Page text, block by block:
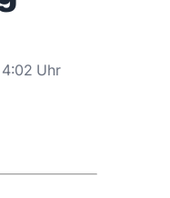
4:02 Uhr